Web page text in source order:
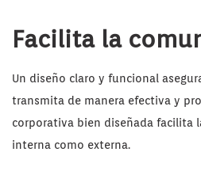
Facilita la
Un diseño claro y funcional
transmita de manera efectiva y
corporativa bien diseñada facilita
interna como externa.